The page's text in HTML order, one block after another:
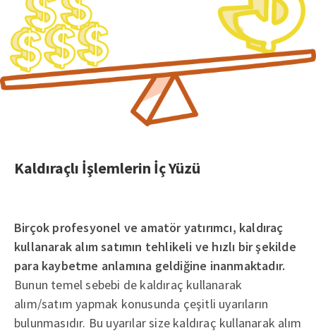
Kaldıraçlı İşlemlerin İç Yüzü
Birçok profesyonel ve amatör yatırımcı, kaldıraç
kullanarak alım satımın tehlikeli ve hızlı bir şekilde
para kaybetme anlamına geldiğine inanmaktadır.
Bunun temel sebebi de kaldıraç kullanarak
alım/satım yapmak konusunda çeşitli uyarıların
bulunmasıdır. Bu uyarılar size kaldıraç kullanarak alım